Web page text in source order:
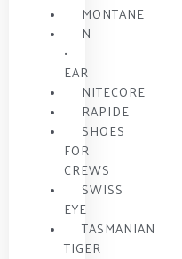
MONTANE
N
•
EAR
NITECORE
RAPIDE
SHOES
FOR
CREWS
SWISS
EYE
TASMANIAN
TIGER